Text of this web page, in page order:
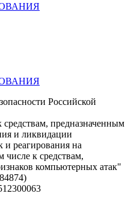
Российской
предназначенным
и ликвидации
и реагирования на
к средствам,
компьютерных атак"